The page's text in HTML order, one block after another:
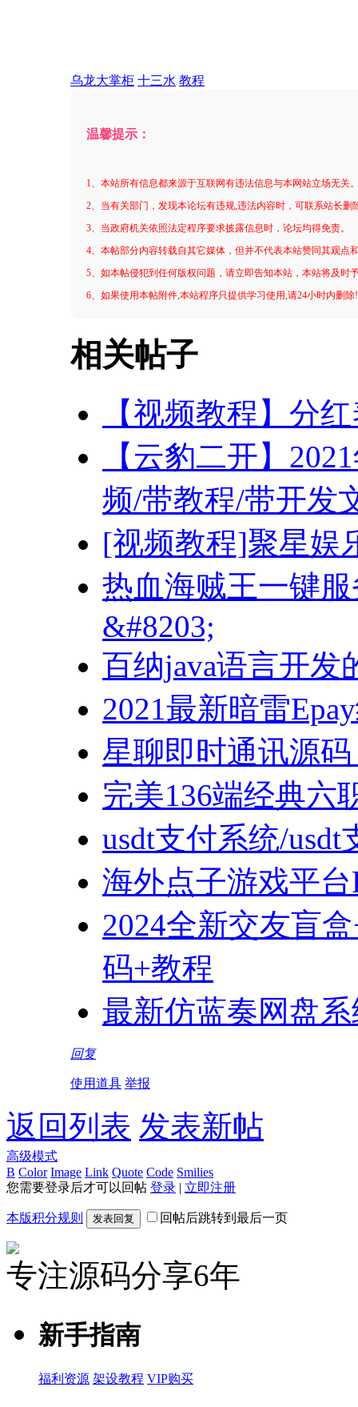
乌龙大掌柜 十三水 教程
温馨提示：
1、本站所有信息都来源于互联网有违法信息与本网站立场无关
2、当有关部门，发现本论坛有违规,违法内容时，可联系站长删
3、当政府机关依照法定程序要求披露信息时，论坛均得免责。
4、本帖部分内容转载自其它媒体，但并不代表本站赞同其观点
5、如本帖侵犯到任何版权问题，请立即告知本站，本站将及时
6、如果使用本帖附件,本站程序只提供学习使用,请24小时内删
相关帖子
【视频教程】分
【云豹二开】
频/带教程/带开发
[视频教程]聚星娱
热血海贼王一键
&#8203;
百纳java语言开发
2021最新暗雷
星聊即时通讯源
完美136端经典六
usdt支付系统/
海外点子游戏平
2024全新交友盲
码+教程
最新仿蓝奏网盘
回复
使用道具 举报
返回列表 发表新帖
高级模式
B Color Image Link Quote Code Smilies
您需要登录后才可以回帖 登录 | 立即注册
本版积分规则 发表回复 回帖后跳转到最后一页
专注源码分享6年
新手指南
福利资源 架设教程 VIP购买